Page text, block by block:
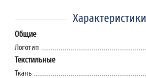
Характеристики
Общие
Логотип
Текстильные
Ткань